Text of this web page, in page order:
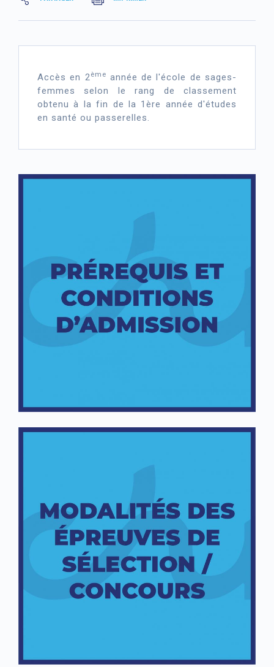
Accès en 2ème année de l'école de sages-
femmes selon le rang de classement
obtenu à la fin de la 1ère année d'études
en santé ou passerelles.